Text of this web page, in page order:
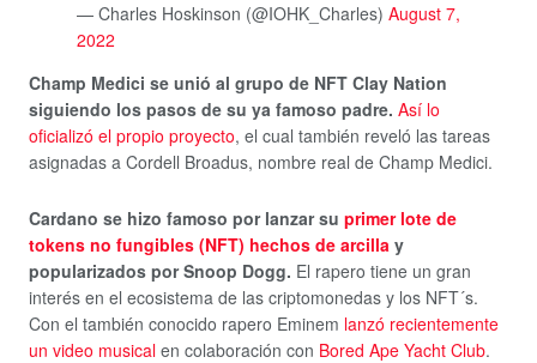
— Charles Hoskinson (@IOHK_Charles) August 7,
2022
Champ Medici se unió al grupo de NFT Clay Nation
siguiendo los pasos de su ya famoso padre. Así lo
oficializó el propio proyecto, el cual también reveló las tareas
asignadas a Cordell Broadus, nombre real de Champ Medici.
Cardano se hizo famoso por lanzar su primer lote de
tokens no fungibles (NFT) hechos de arcilla y
popularizados por Snoop Dogg. El rapero tiene un gran
interés en el ecosistema de las criptomonedas y los NFT´s.
Con el también conocido rapero Eminem lanzó recientemente
un video musical en colaboración con Bored Ape Yacht Club.